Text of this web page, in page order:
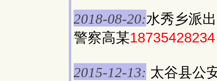
2018-08-20:水秀乡派
警察高某18735428234
2015-12-13: 太谷县公